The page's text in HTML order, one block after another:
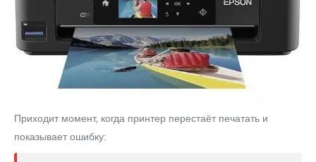
Приходит момент, когда принтер перестаёт печатать и
показывает ошибку: